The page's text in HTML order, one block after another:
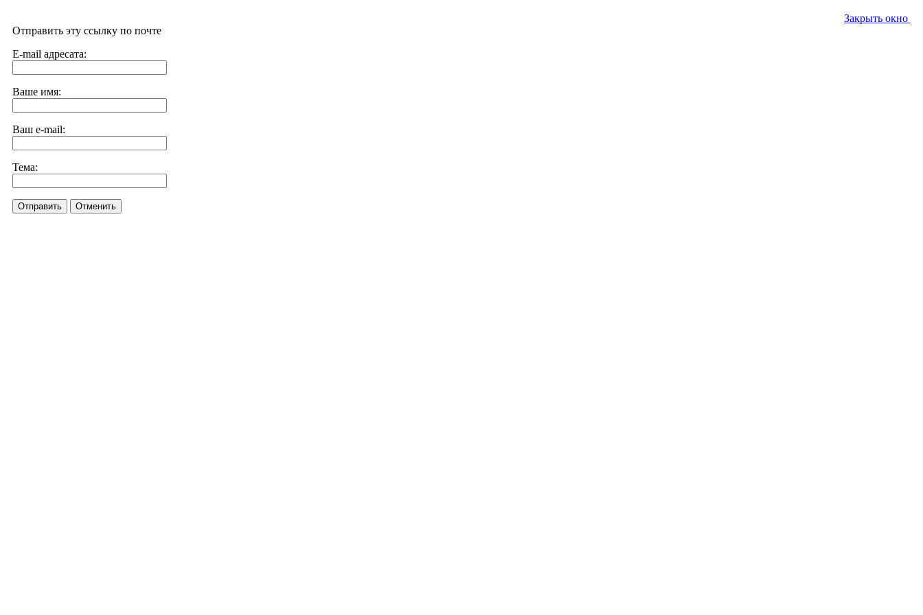
Закрыть окно
Отправить эту ссылку по почте
E-mail адресата:
Ваше имя:
Ваш e-mail:
Тема:
Отправить Отменить